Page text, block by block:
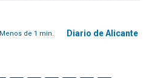
Menos de 1 min. Diario de Alicante